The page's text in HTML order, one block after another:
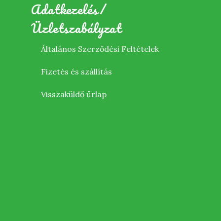
Adatkezelés/
Üzletszabályzat
Általános Szerződési Feltételek
Fizetés és szállítás
Visszaküldő űrlap